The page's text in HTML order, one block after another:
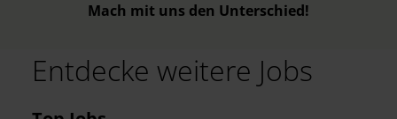
Mach mit uns den Unterschied!
Entdecke weitere Jobs